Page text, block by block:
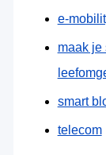
e-
maak je
smart
telecom